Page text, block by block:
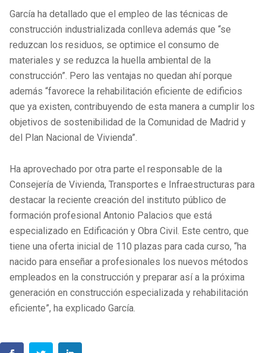
García ha detallado que el empleo de las técnicas de
construcción industrializada conlleva además que “se
reduzcan los residuos, se optimice el consumo de
materiales y se reduzca la huella ambiental de la
construcción”. Pero las ventajas no quedan ahí porque
además “favorece la rehabilitación eficiente de edificios
que ya existen, contribuyendo de esta manera a cumplir los
objetivos de sostenibilidad de la Comunidad de Madrid y
del Plan Nacional de Vivienda”.
Ha aprovechado por otra parte el responsable de la
Consejería de Vivienda, Transportes e Infraestructuras para
destacar la reciente creación del instituto público de
formación profesional Antonio Palacios que está
especializado en Edificación y Obra Civil. Este centro, que
tiene una oferta inicial de 110 plazas para cada curso, “ha
nacido para enseñar a profesionales los nuevos métodos
empleados en la construcción y preparar así a la próxima
generación en construcción especializada y rehabilitación
eficiente”, ha explicado García.